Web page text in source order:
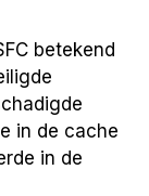
betekend
in de cache
in de